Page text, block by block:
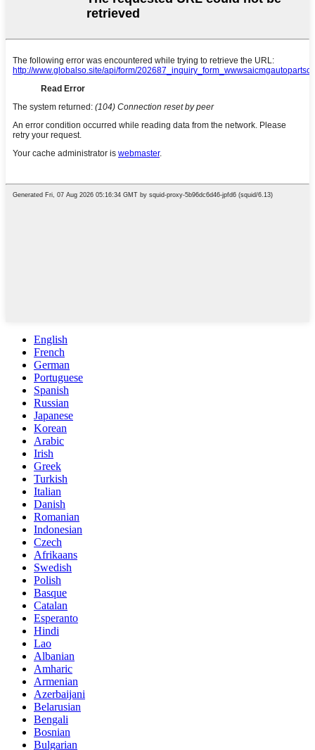
English
French
German
Portuguese
Spanish
Russian
Japanese
Korean
Arabic
Irish
Greek
Turkish
Italian
Danish
Romanian
Indonesian
Czech
Afrikaans
Swedish
Polish
Basque
Catalan
Esperanto
Hindi
Lao
Albanian
Amharic
Armenian
Azerbaijani
Belarusian
Bengali
Bosnian
Bulgarian